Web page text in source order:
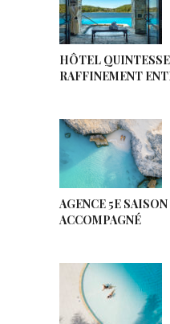
HÔTEL
RAFFINEMENT
AGENCE 5E
ACCOMPAGNÉ